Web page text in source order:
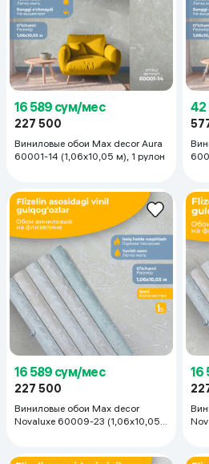
16 589 сум/мес
227 500
Виниловые обои Max decor Aura
60001-14 (1,06х10,05 м), 1 рулон
42
16 589 сум/мес
227 500
Виниловые обои Max decor
Novaluxe 60009-23 (1,06х10,05
16